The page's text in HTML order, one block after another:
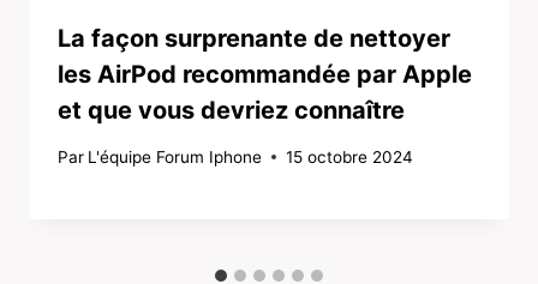
La façon surprenante de nettoyer
les AirPod recommandée par Apple
et que vous devriez connaître
Par L'équipe Forum Iphone 15 octobre 2024